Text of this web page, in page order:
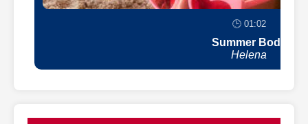
🕒 01:02
Summer Body
Helena